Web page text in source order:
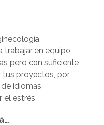
trabajar en equipo
pero con suficiente
tus proyectos, por
idiomas
el estrés